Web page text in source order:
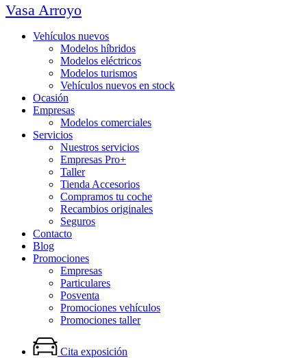
Vasa Arroyo
Vehículos nuevos
Modelos híbridos
Modelos eléctricos
Modelos turismos
Vehículos nuevos en stock
Ocasión
Empresas
Modelos comerciales
Servicios
Nuestros servicios
Empresas Pro+
Taller
Tienda Accesorios
Compramos tu coche
Recambios originales
Seguros
Contacto
Blog
Promociones
Empresas
Particulares
Posventa
Promociones vehículos
Promociones taller
Cita exposición